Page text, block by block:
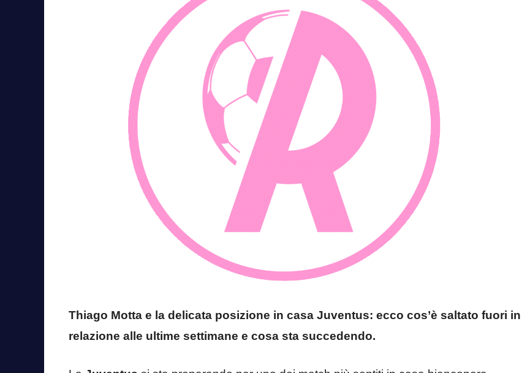
Thiago Motta e la delicata posizione in casa Juventus: ecco cos’è saltato fuori in
relazione alle ultime settimane e cosa sta succedendo.